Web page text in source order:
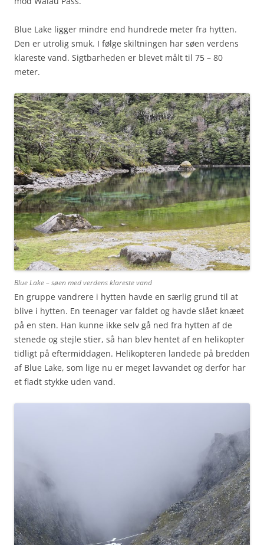
Blue Lake ligger mindre end hundrede meter fra hytten.
Den er utrolig smuk. I følge skiltningen har søen verdens
klareste vand. Sigtbarheden er blevet målt til 75 – 80
meter.
Blue Lake – søen med verdens klareste vand
En gruppe vandrere i hytten havde en særlig grund til at
blive i hytten. En teenager var faldet og havde slået knæet
på en sten. Han kunne ikke selv gå ned fra hytten af de
stenede og stejle stier, så han blev hentet af en helikopter
tidligt på eftermiddagen. Helikopteren landede på bredden
af Blue Lake, som lige nu er meget lavvandet og derfor har
et fladt stykke uden vand.